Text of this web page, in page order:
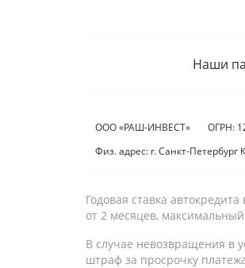
Наши
ООО «РАШ-ИНВЕСТ» ОГРН:
Физ. адрес: г. Санкт-Петербург
Годовая ставка
от 2 месяцев,
В случае невозвращения в
штраф за просрочку